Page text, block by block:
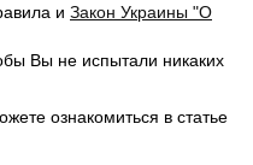
и Закон Украины "О
Вы не испытали никаких
ознакомиться в статье